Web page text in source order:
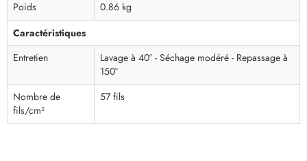
Poids
0.86 kg
Caractéristiques
Entretien
Lavage à 40° - Séchage modéré - Repassage à
150°
Nombre de
fils/cm²
57 fils